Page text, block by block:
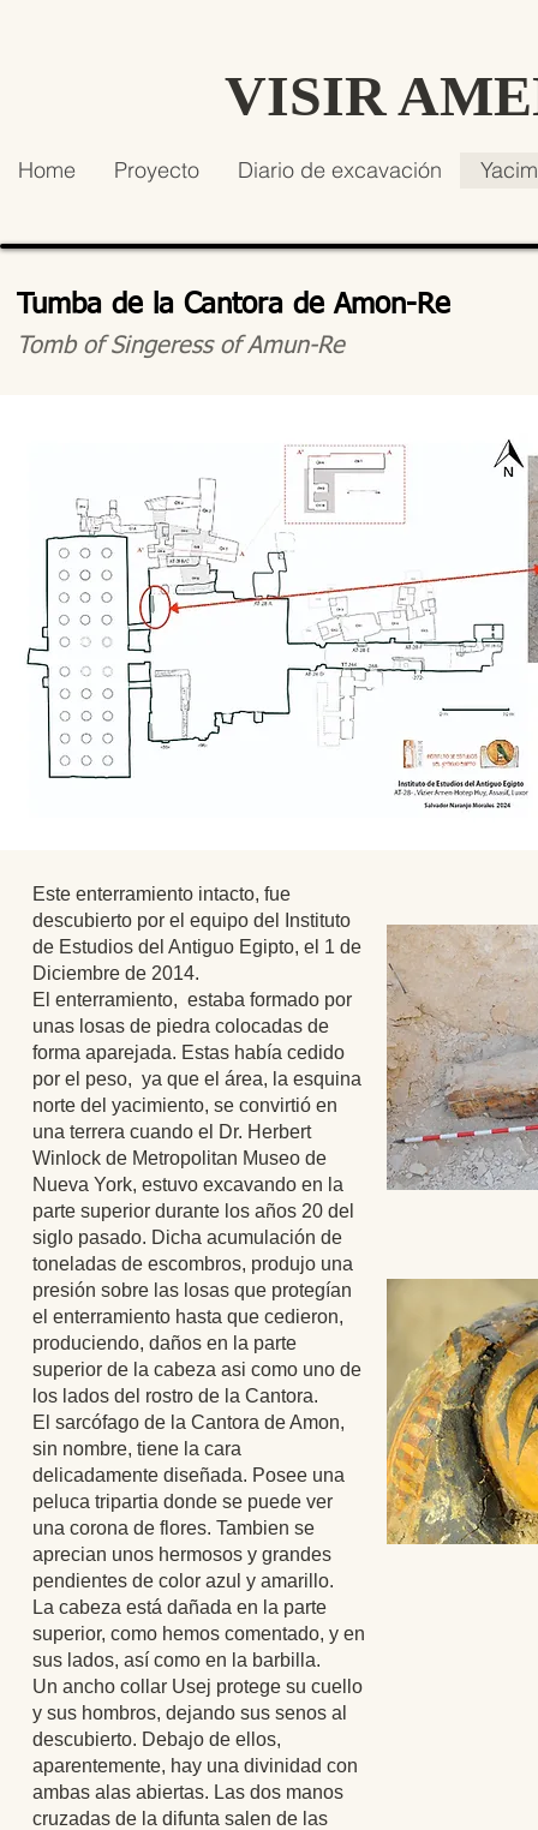
VISIR
Home Proyecto Diario de excavación
Tumba de la Cantora de Amon-Re
Tomb of Singeress of Amun-Re
Este enterramiento intacto, fue
descubierto por el equipo del Instituto
de Estudios del Antiguo Egipto, el 1 de
Diciembre de 2014.
El enterramiento, estaba formado por
unas losas de piedra colocadas de
forma aparejada. Estas había cedido
por el peso, ya que el área, la esquina
norte del yacimiento, se convirtió en
una terrera cuando el Dr. Herbert
Winlock de Metropolitan Museo de
Nueva York, estuvo excavando en la
parte superior durante los años 20 del
siglo pasado. Dicha acumulación de
toneladas de escombros, produjo una
presión sobre las losas que protegían
el enterramiento hasta que cedieron,
produciendo, daños en la parte
superior de la cabeza asi como uno de
los lados del rostro de la Cantora.
El sarcófago de la Cantora de Amon,
sin nombre, tiene la cara
delicadamente diseñada. Posee una
peluca tripartia donde se puede ver
una corona de flores. Tambien se
aprecian unos hermosos y grandes
pendientes de color azul y amarillo.
La cabeza está dañada en la parte
superior, como hemos comentado, y en
sus lados, así como en la barbilla.
Un ancho collar Usej protege su cuello
y sus hombros, dejando sus senos al
descubierto. Debajo de ellos,
aparentemente, hay una divinidad con
ambas alas abiertas. Las dos manos
cruzadas de la difunta salen de las